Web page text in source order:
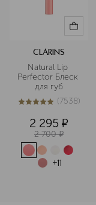
CLARINS
Natural Lip
Perfector Блеск
для губ
5из 57538 (7538)
2 295 ¤
2 700 ¤
+11